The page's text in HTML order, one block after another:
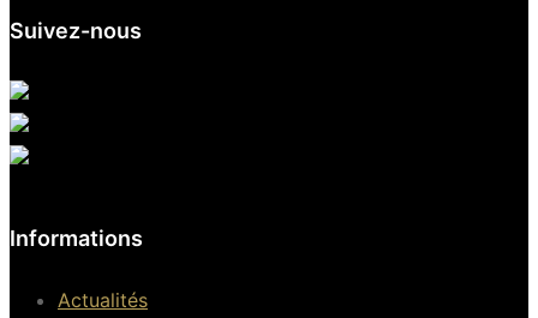
Suivez-nous
Informations
Actualités